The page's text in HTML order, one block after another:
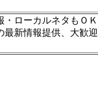
・ローカルネタもＯ
最新情報提供、大歓